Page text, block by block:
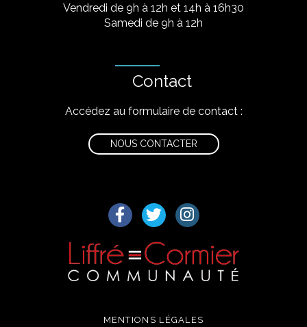
Vendredi de 9h à 12h et 14h à 16h30
Samedi de 9h à 12h
Contact
Accédez au formulaire de contact :
NOUS CONTACTER
Lien vers le compte Facebook
Lien vers le compte Twitter
Lien vers le compte
MENTIONS LÉGALES